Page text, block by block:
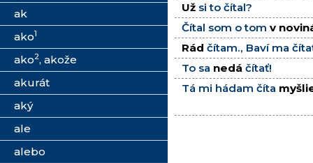
ak
ako1
ako2, akože
akurát
aký
ale
alebo
Už si to čítal?
Čítal som o tom v
Rád čítam., Baví ma
To sa nedá čítať!
Tá mi hádam číta